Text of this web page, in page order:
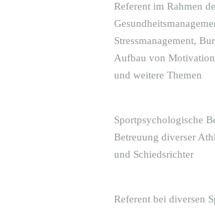
Referent im Rahmen
Stressmanagement,
Aufbau von
und weitere Themen
Sportpsychologische
Betreuung diverser
und Schiedsrichter
Referent bei diversen